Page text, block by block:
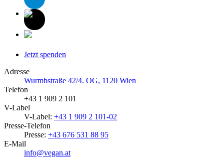
Jetzt spenden
Adresse
Wurmbstraße 42/4. OG, 1120 Wien
Telefon
+43 1 909 2 101
V-Label
V-Label: +43 1 909 2 101-02
Presse-Telefon
Presse: +43 676 531 88 95
E-Mail
info@vegan.at